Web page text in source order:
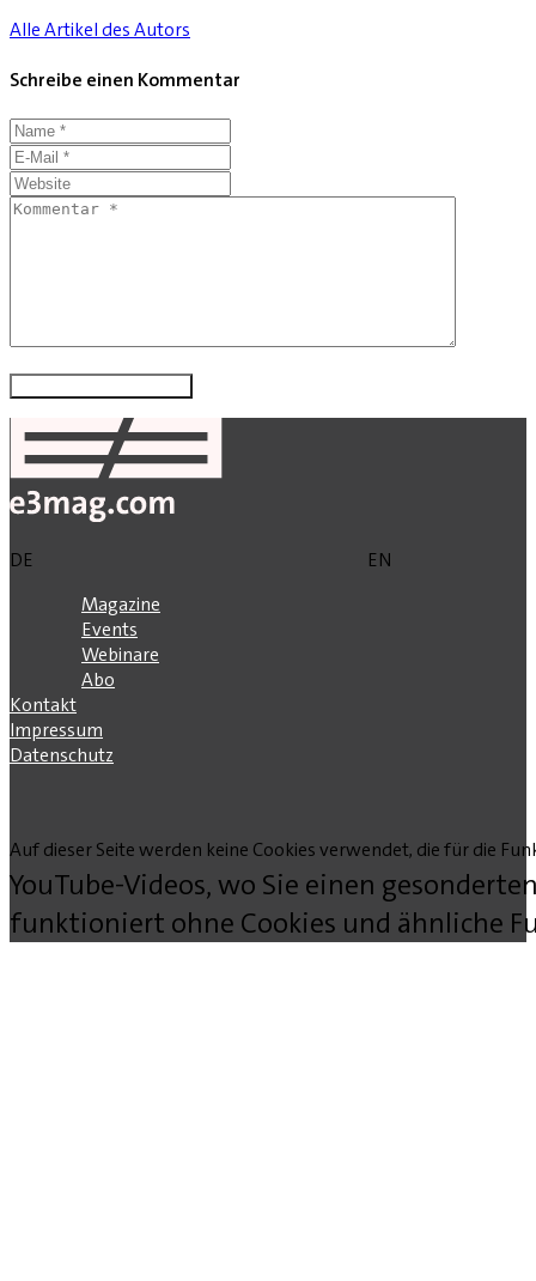
Alle Artikel des Autors
Schreibe einen Kommentar
DE
EN
Magazine
Events
Webinare
Abo
Kontakt
Impressum
Datenschutz
Auf dieser Seite werden keine Cookies verwendet, die für die
YouTube-Videos, wo Sie einen
funktioniert ohne Cookies und ähnliche